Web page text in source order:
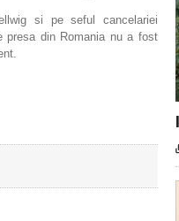
si pe seful cancelariei
presa din Romania nu a fost